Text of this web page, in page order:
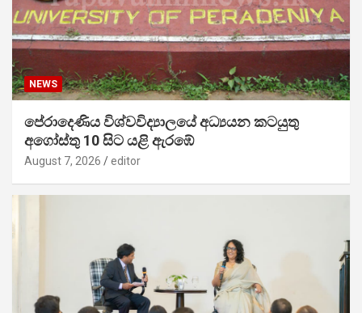
NEWS
පේරාදෙණිය විශ්වවිද්‍යාලයේ අධ්‍යයන කටයුතු
අගෝස්තු 10 සිට යළි ඇරඹේ
August 7, 2026 editor